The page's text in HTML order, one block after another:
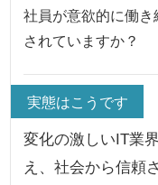
社員が意欲的に働
されていますか？
実態はこうです
変化の激しいIT業
え、社会から信頼